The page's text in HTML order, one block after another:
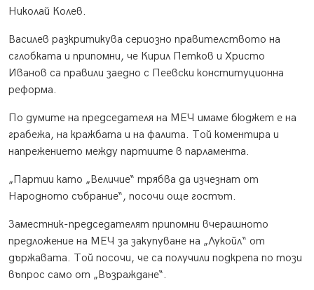
Николай Колев.
Василев разкритикува сериозно правителството на
сглобката и припомни, че Кирил Петков и Христо
Иванов са правили заедно с Пеевски конституционна
реформа.
По думите на председателя на МЕЧ имаме бюджет е на
грабежа, на кражбата и на фалита. Той коментира и
напрежението между партиите в парламента.
„Партии като „Величие“ трябва да изчезнат от
Народното събрание“, посочи още гостът.
Заместник-председателят припомни вчерашното
предложение на МЕЧ за закупуване на „Лукойл“ от
държавата. Той посочи, че са получили подкрепа по този
въпрос само от „Възраждане“.